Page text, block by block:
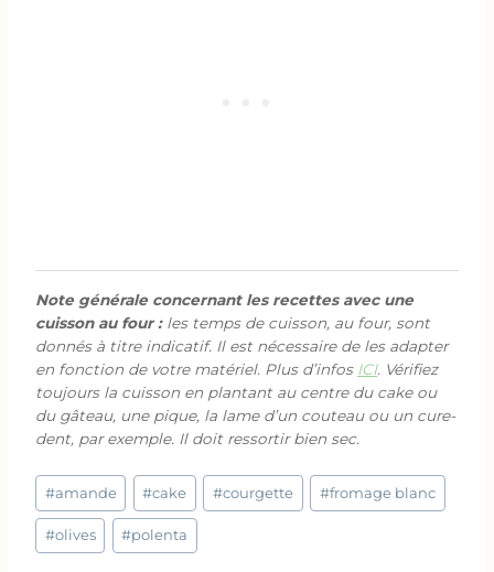
Note générale concernant les recettes avec une
cuisson au four :les temps de cuisson, au four, sont
donnés à titre indicatif. Il est nécessaire de les adapter
en fonction de votre matériel. Plus d’infos ICI. Vérifiez
toujours la cuisson en plantant au centre du cake ou
du gâteau, une pique, la lame d’un couteau ou un cure-
dent, par exemple. Il doit ressortir bien sec.
Étiquettes
de
la
#amande #cake #courgette #fromage blanc
#olives #polenta